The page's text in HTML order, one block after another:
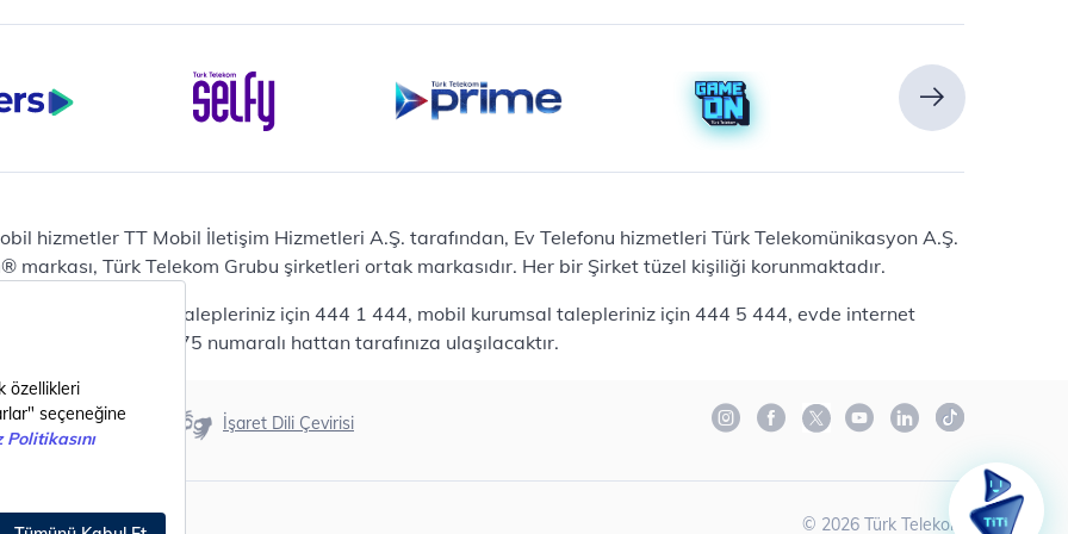
Tarife
Casper Nirvana C370
Notebook
Ev Telefonu
Panasonic TGB610
Modem ve Wi-Fi
Zyxel DX3300 Wi-Fi 6
Premium VDSL Modem
Samsung Buds2 Pro
Samsung Galaxy Watch 6
hizmetler TT Mobil İletişim Hizmetleri A.Ş. tarafından, Ev Telefonu hizmetleri Türk Telekomünikasyon A.Ş.
markası, Türk Telekom Grubu şirketleri ortak markasıdır. Her bir Şirket tüzel kişiliği korunmaktadır.
mobil bireysel talepleriniz için 444 1 444, mobil kurumsal talepleriniz için 444 5 444, evde internet
için 444 0375 numaralı hattan tarafınıza ulaşılacaktır.
Erişilebilirlik İşaret Dili Çevirisi
© 2026 Türk Telekom